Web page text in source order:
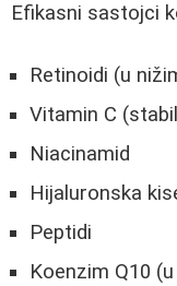
Efikasni sastojci
Retinoidi (u
Vitamin C
Niacinamid
Hijaluronska
Peptidi
Koenzim Q10